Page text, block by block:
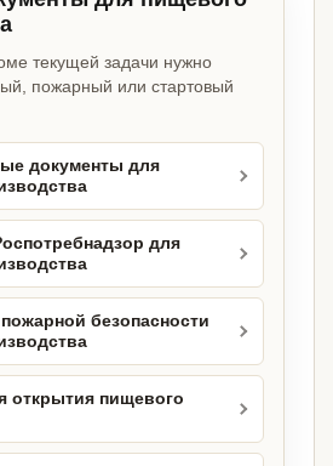
текущей задачи нужно
пожарный или стартовый
документы для
для
безопасности
открытия пищевого